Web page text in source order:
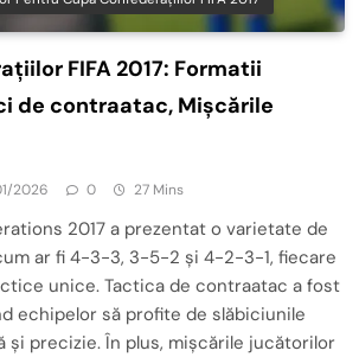
FIFA 2017: Formatii
de contraatac, Mișcările
2026 0 27 Mins
2017 a prezentat o varietate de
ar fi 4-3-3, 3-5-2 și 4-2-3-1, fiecare
unice. Tactica de contraatac a fost
echipelor să profite de slăbiciunile
și precizie. În plus, mișcările jucătorilor